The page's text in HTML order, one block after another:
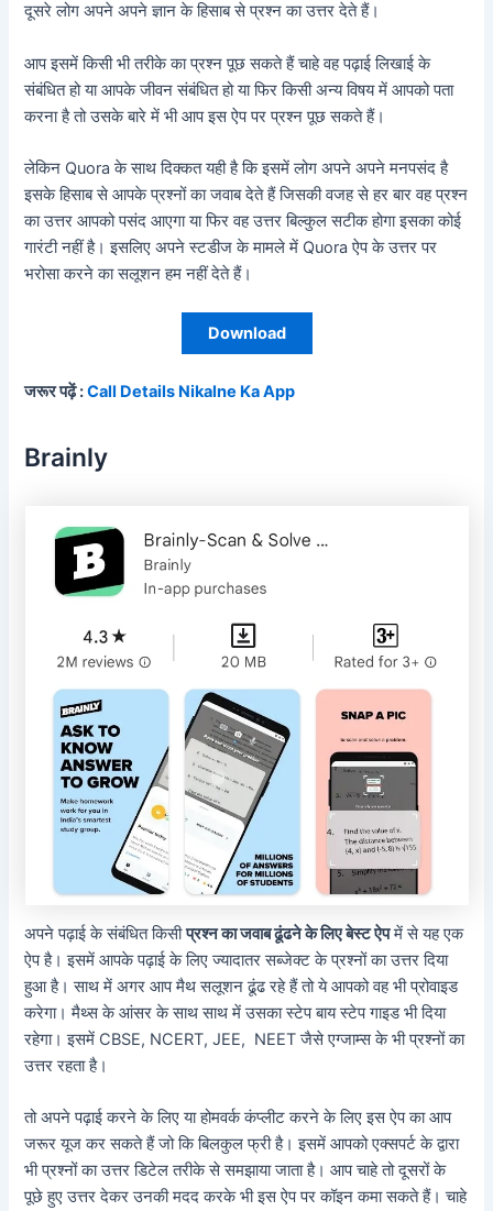
दूसरे लोग अपने अपने ज्ञान के हिसाब से प्रश्न का उत्तर देते हैं।
आप इसमें किसी भी तरीके का प्रश्न पूछ सकते हैं चाहे वह पढ़ाई लिखाई के
संबंधित हो या आपके जीवन संबंधित हो या फिर किसी अन्य विषय में आपको पता
करना है तो उसके बारे में भी आप इस ऐप पर प्रश्न पूछ सकते हैं।
लेकिन Quora के साथ दिक्कत यही है कि इसमें लोग अपने अपने मनपसंद है
इसके हिसाब से आपके प्रश्नों का जवाब देते हैं जिसकी वजह से हर बार वह प्रश्न
का उत्तर आपको पसंद आएगा या फिर वह उत्तर बिल्कुल सटीक होगा इसका कोई
गारंटी नहीं है। इसलिए अपने स्टडीज के मामले में Quora ऐप के उत्तर पर
भरोसा करने का सलूशन हम नहीं देते हैं।
Download
जरूर पढ़ें :Call Details Nikalne Ka App
Brainly
अपने पढ़ाई के संबंधित किसीप्रश्न का जवाब ढूंढने के लिए बेस्ट ऐपमें से यह एक
ऐप है। इसमें आपके पढ़ाई के लिए ज्यादातर सब्जेक्ट के प्रश्नों का उत्तर दिया
हुआ है। साथ में अगर आप मैथ सलूशन ढूंढ रहे हैं तो ये आपको वह भी प्रोवाइड
करेगा। मैथ्स के आंसर के साथ साथ में उसका स्टेप बाय स्टेप गाइड भी दिया
रहेगा। इसमें CBSE, NCERT, JEE, NEET जैसे एग्जाम्स के भी प्रश्नों का
उत्तर रहता है।
तो अपने पढ़ाई करने के लिए या होमवर्क कंप्लीट करने के लिए इस ऐप का आप
जरूर यूज कर सकते हैं जो कि बिलकुल फ्री है। इसमें आपको एक्सपर्ट के द्वारा
भी प्रश्नों का उत्तर डिटेल तरीके से समझाया जाता है। आप चाहे तो दूसरों के
पूछे हुए उत्तर देकर उनकी मदद करके भी इस ऐप पर कॉइन कमा सकते हैं। चाहे